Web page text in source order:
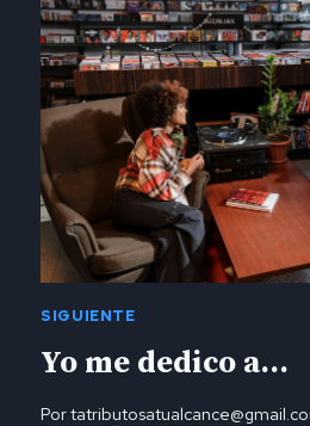
NO
MORIR
EN
EL
INTENTO?
SIGUIENTE
Yo me dedico a…
Por